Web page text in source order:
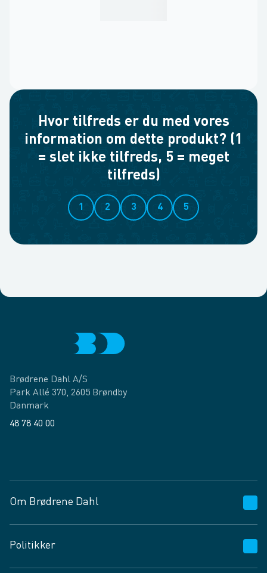
Hvor tilfreds er du med vores
information om dette produkt? (1
= slet ikke tilfreds, 5 = meget
tilfreds)
1 2 3 4 5
Brødrene Dahl A/S
Park Allé 370, 2605 Brøndby
Danmark
48 78 40 00
Om Brødrene Dahl
Vagttelefon 30 10 89 89
Politikker